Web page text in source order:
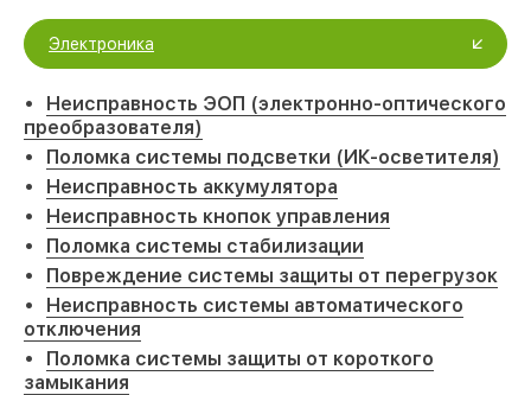
Электроника
Неисправность ЭОП (электронно-оптического
преобразователя)
Поломка системы подсветки (ИК-осветителя)
Неисправность аккумулятора
Неисправность кнопок управления
Поломка системы стабилизации
Повреждение системы защиты от перегрузок
Неисправность системы автоматического
отключения
Поломка системы защиты от короткого
замыкания